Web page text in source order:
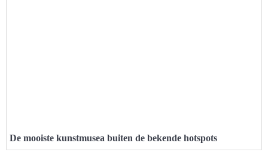
De mooiste kunstmusea buiten de bekende hotspots